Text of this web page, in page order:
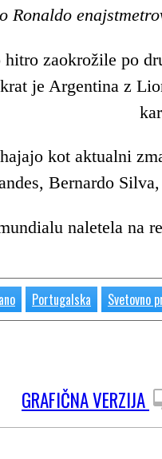
Ronaldo
hitro zaokrožile po
je Argentina z
kot aktualni
Bernardo
naletela
Portugalska Svetovno
GRAFIČNA VERZIJA